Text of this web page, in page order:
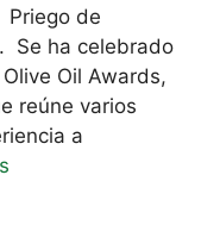
Priego de
Se ha celebrado
Oil Awards,
reúne varios
a